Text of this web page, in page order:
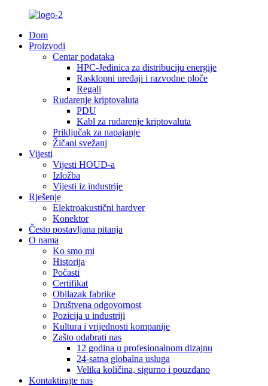
Dom
Proizvodi
Centar podataka
HPC-Jedinica za distribuciju energije
Rasklopni uređaji i razvodne ploče
Regali
Rudarenje kriptovaluta
PDU
Kabl za rudarenje kriptovaluta
Priključak za napajanje
Žičani svežanj
Vijesti
Vijesti HOUD-a
Izložba
Vijesti iz industrije
Rješenje
Elektroakustični hardver
Konektor
Često postavljana pitanja
O nama
Ko smo mi
Historija
Počasti
Certifikat
Obilazak fabrike
Društvena odgovornost
Pozicija u industriji
Kultura i vrijednosti kompanije
Zašto odabrati nas
12 godina u profesionalnom dizajnu
24-satna globalna usluga
Velika količina, sigurno i pouzdano
Kontaktirajte nas